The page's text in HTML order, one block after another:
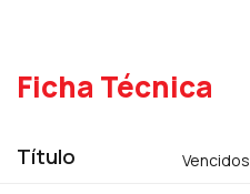
Ficha Técnica
Título Vencidos